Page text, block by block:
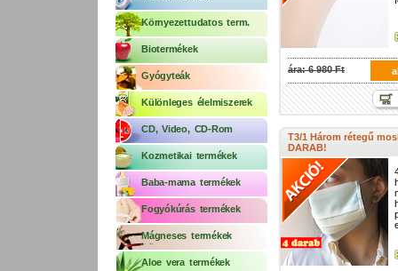
Környezettudatos term.
Biotermékek
Gyógyteák
Különleges élelmiszerek
CD, Video, CD-Rom
Kozmetikai termékek
Baba-mama termékek
Fogyókúrás termékek
Mágneses termékek
Aloe vera termékek
ára: 6 980 Ft
T3/1 Három rétegű
DARAB!